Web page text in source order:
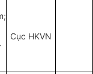
Cục HKVN